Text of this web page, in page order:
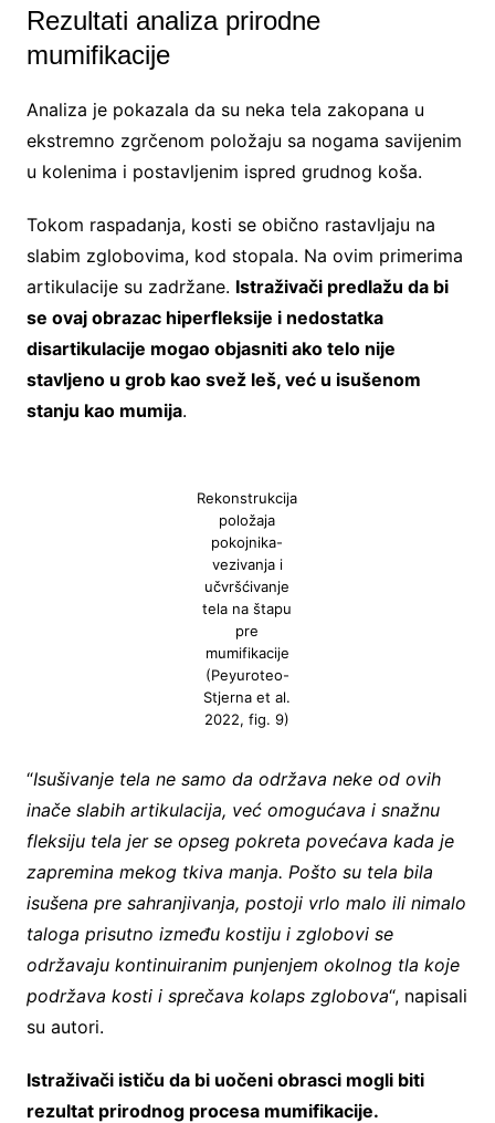
Rezultati analiza prirodne
mumifikacije
Analiza je pokazala da su neka tela zakopana u
ekstremno zgrčenom položaju sa nogama savijenim
u kolenima i postavljenim ispred grudnog koša.
Tokom raspadanja, kosti se obično rastavljaju na
slabim zglobovima, kod stopala. Na ovim primerima
artikulacije su zadržane. Istraživači predlažu da bi
se ovaj obrazac hiperfleksije i nedostatka
disartikulacije mogao objasniti ako telo nije
stavljeno u grob kao svež leš, već u isušenom
stanju kao mumija.
Rekonstrukcija
položaja
pokojnika-
vezivanja i
učvršćivanje
tela na štapu
pre
mumifikacije
(Peyuroteo-
Stjerna et al.
2022, fig. 9)
“Isušivanje tela ne samo da održava neke od ovih
inače slabih artikulacija, već omogućava i snažnu
fleksiju tela jer se opseg pokreta povećava kada je
zapremina mekog tkiva manja. Pošto su tela bila
isušena pre sahranjivanja, postoji vrlo malo ili nimalo
taloga prisutno između kostiju i zglobovi se
održavaju kontinuiranim punjenjem okolnog tla koje
podržava kosti i sprečava kolaps zglobova“, napisali
su autori.
Istraživači ističu da bi uočeni obrasci mogli biti
rezultat prirodnog procesa mumifikacije.